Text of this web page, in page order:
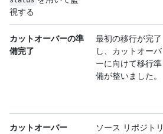
視する
カットオーバーの準
備完了
最初の移行が完了
し、カットオーバ
ーに向けて移行準
備が整いました。
カットオーバー
ソース リポジトリ